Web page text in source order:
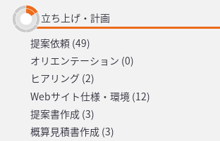
立ち上げ・計画
提案依頼 (49)
オリエンテーション (0)
ヒアリング (2)
Webサイト仕様・環境 (12)
提案書作成 (3)
概算見積書作成 (3)